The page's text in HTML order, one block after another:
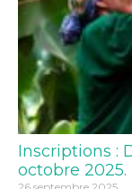
Inscriptions :
octobre 2025.